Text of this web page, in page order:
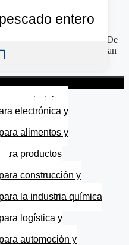
entero
embalaje
electrónica y
alimentos y
productos
construcción y
la industria química
logística y
automoción y
el proceso de embalaje
producción para crear un
Estos datos pueden
o software ERP. De
antes del envío se realizan